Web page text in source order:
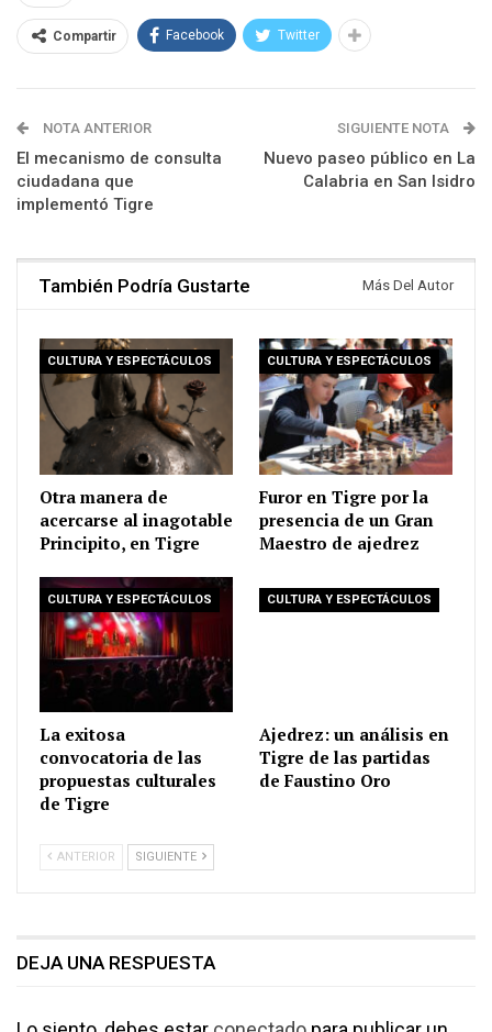
Compartir Facebook Twitter
NOTA ANTERIOR
El mecanismo de consulta
ciudadana que
implementó Tigre
SIGUIENTE NOTA
Nuevo paseo público en La
Calabria en San Isidro
También Podría Gustarte Más Del Autor
CULTURA Y ESPECTÁCULOS
Otra manera de
acercarse al inagotable
Principito, en Tigre
CULTURA Y ESPECTÁCULOS
Furor en Tigre por la
presencia de un Gran
Maestro de ajedrez
CULTURA Y ESPECTÁCULOS
La exitosa
convocatoria de las
propuestas culturales
de Tigre
CULTURA Y ESPECTÁCULOS
Ajedrez: un análisis en
Tigre de las partidas
de Faustino Oro
ANTERIOR SIGUIENTE
DEJA UNA RESPUESTA